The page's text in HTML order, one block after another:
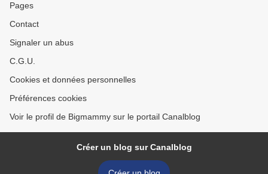
Pages
Contact
Signaler un abus
C.G.U.
Cookies et données personnelles
Préférences cookies
Voir le profil de Bigmammy sur le portail Canalblog
Créer un blog sur Canalblog